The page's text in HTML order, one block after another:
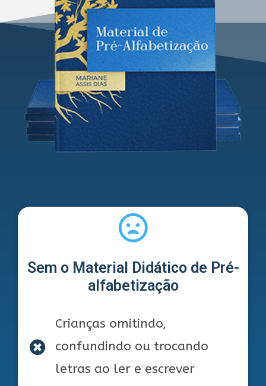
Sem o Material Didático de Pré-
alfabetização
Crianças omitindo,
confundindo ou trocando
letras ao ler e escrever